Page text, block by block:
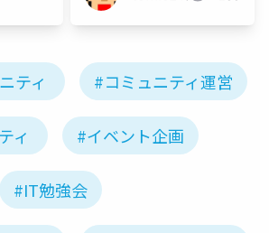
ティ #コミュニティ運営
ィ #イベント企画
#IT勉強会